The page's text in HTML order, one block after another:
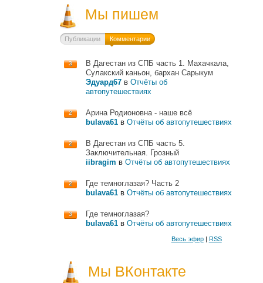
Мы пишем
Публикации Комментарии
3
В Дагестан из СПБ часть 1. Махачкала,
Сулакский каньон, бархан Сарыкум
Эдуард67в Отчёты об
автопутешествиях
2
Арина Родионовна - наше всё
bulava61в Отчёты об автопутешествиях
2
В Дагестан из СПБ часть 5.
Заключительная. Грозный
iibragim в Отчёты об автопутешествиях
2
Где темноглазая? Часть 2
bulava61в Отчёты об автопутешествиях
3
Где темноглазая?
bulava61в Отчёты об автопутешествиях
Весь эфир| RSS
Мы ВКонтакте